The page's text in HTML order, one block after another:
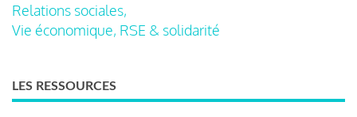
Relations sociales,
Vie économique, RSE & solidarité
LES RESSOURCES